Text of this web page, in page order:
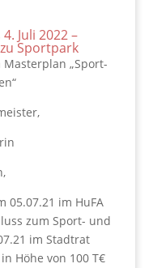
Juli 2022 –
Sportpark
„Sport-
05.07.21 im HuFA
zum Sport- und
im Stadtrat
Höhe von 100 T€